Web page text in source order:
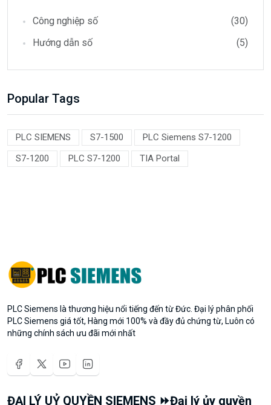
Công nghiệp số
(30)
Hướng dẫn số
(5)
Popular Tags
PLC SIEMENS S7-1500
PLC Siemens S7-1200
S7-1200
PLC S7-1200 TIA Portal
PLC Siemens là thương hiệu nổi tiếng đến từ Đức. Đại lý phân phối
PLC Siemens giá tốt, Hàng mới 100% và đầy đủ chứng từ, Luôn có
những chính sách ưu đãi mới nhất
ĐẠI LÝ UỶ QUYỀN SIEMENS ⏩Đại lý ủy quyền